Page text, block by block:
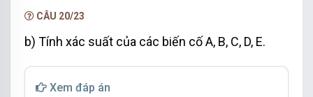
CÂU 20/23
b) Tính xác suất của các biến cố A, B, C, D, E.
Xem đáp án